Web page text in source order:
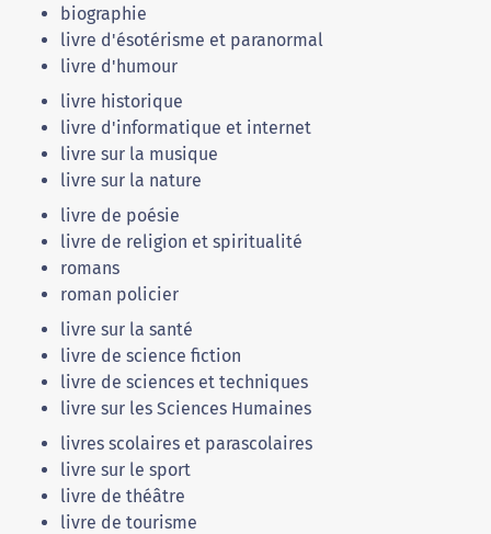
biographie
livre d'ésotérisme et paranormal
livre d'humour
livre historique
livre d'informatique et internet
livre sur la musique
livre sur la nature
livre de poésie
livre de religion et spiritualité
romans
roman policier
livre sur la santé
livre de science fiction
livre de sciences et techniques
livre sur les Sciences Humaines
livres scolaires et parascolaires
livre sur le sport
livre de théâtre
livre de tourisme